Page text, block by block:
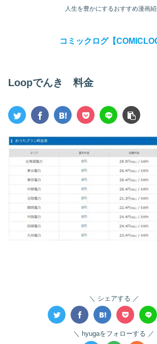
人生を豊かにするおすすめ漫画
コミックログ【
Loopでんき 料金
シェアする
hyugaをフォローする